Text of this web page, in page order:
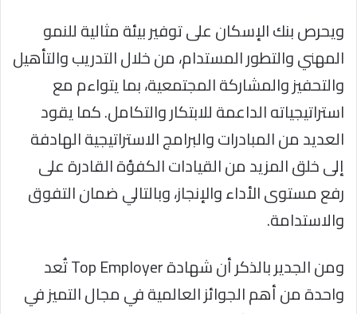
ويحرص بنك الإسكان على توفير بيئة مثالية للنمو
المهني والتطور المستدام، من خلال التدريب والتأهيل
والتحفيز والمشاركة المجتمعية، بما يتواءم مع
استراتيجياته الداعمة للابتكار والتكامل. كما يقود
العديد من المبادرات والبرامج الاستراتيجية الهادفة
إلى خلق المزيد من القيادات الكفؤة القادرة على
رفع مستوى الأداء والإنجاز، وبالتالي ضمان التفوق
والاستدامة.
ومن الجدير بالذكر أن شهادة Top Employer تُعد
واحدة من أهم الجوائز العالمية في مجال التميز في